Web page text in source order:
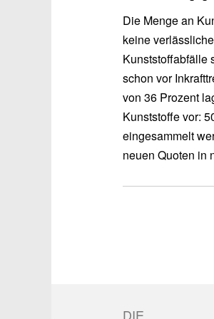
Die Menge an
keine
Kunststoffabfälle
schon vor
von 36 Prozent
Kunststoffe vor:
eingesammelt
neuen Quoten in
DIE